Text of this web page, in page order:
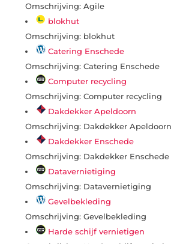
Omschrijving: Agile
blokhut
Omschrijving: blokhut
Catering Enschede
Omschrijving: Catering Enschede
Computer recycling
Omschrijving: Computer recycling
Dakdekker Apeldoorn
Omschrijving: Dakdekker Apeldoorn
Dakdekker Enschede
Omschrijving: Dakdekker Enschede
Datavernietiging
Omschrijving: Datavernietiging
Gevelbekleding
Omschrijving: Gevelbekleding
Harde schijf vernietigen